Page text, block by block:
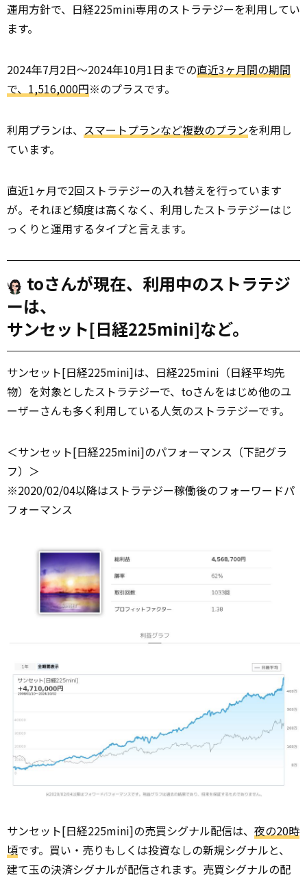
運用方針で、日経225mini専用のストラテジーを利用してい
ます。
2024年7月2日～2024年10月1日までの直近3ヶ月間の期間
で、1,516,000円※のプラスです。
利用プランは、 スマートプランなど複数のプランを利用し
ています。
直近1ヶ月で2回ストラテジーの入れ替えを行っています
が。それほど頻度は高くなく、利用したストラテジーはじ
っくりと運用するタイプと言えます。
toさんが現在、利用中のストラテジ
ーは、
サンセット[日経225mini]など。
サンセット[日経225mini]は、日経225mini（日経平均先
物）を対象としたストラテジーで、toさんをはじめ他のユ
ーザーさんも多く利用している人気のストラテジーです。
＜サンセット[日経225mini]のパフォーマンス（下記グラ
フ）＞
※2020/02/04以降はストラテジー稼働後のフォーワードパ
フォーマンス
サンセット[日経225mini]の売買シグナル配信は、 夜の20時
頃です。買い・売りもしくは投資なしの新規シグナルと、
建て玉の決済シグナルが配信されます。売買シグナルの配